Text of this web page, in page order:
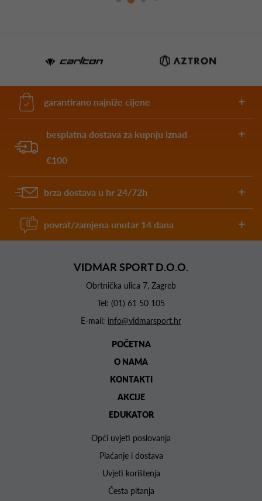
garantirano najniže cijene
besplatna dostava za kupnju iznad
€100
brza dostava u hr 24/72h
povrat/zamjena unutar 14 dana
VIDMAR SPORT D.O.O.
Obrtnička ulica 7, Zagreb
Tel: (01) 61 50 105
E-mail: info@vidmarsport.hr
POČETNA
O NAMA
KONTAKTI
AKCIJE
EDUKATOR
Opći uvjeti poslovanja
Plaćanje i dostava
Uvjeti korištenja
Česta pitanja